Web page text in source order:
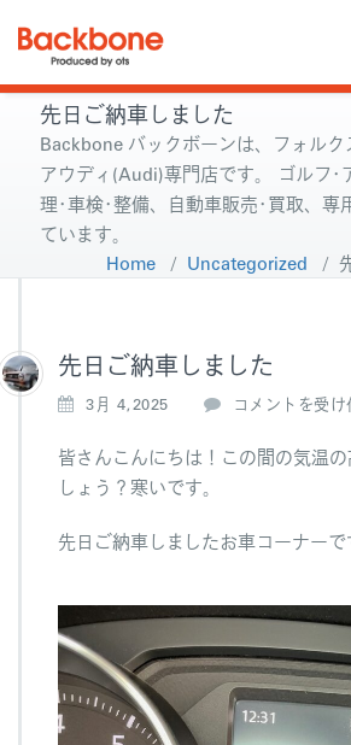
先日ご納車しました
Backbone バックボーンは、フォルク
アウディ(Audi)専門店です。 ゴルフ･
理･車検･整備、自動車販売･買取、専
ています。
Home / Uncategorized /
先日ご納車しました
3月 4,2025
先
ご
ま
は
コメントを受
皆さんこんにちは！この間の気温
しょう？寒いです。
先日ご納車しましたお車コーナーで